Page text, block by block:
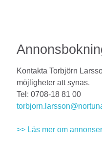
Kontakta Torbjörn
möjligheter att synas.
Tel: 0708-18 81 00
>> Läs mer om